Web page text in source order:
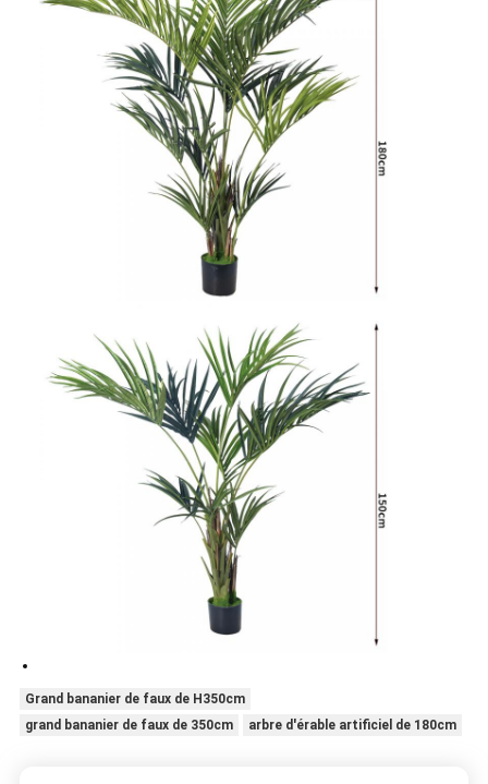
Grand bananier de faux de H350cm
grand bananier de faux de 350cm
arbre d'érable artificiel de 180cm